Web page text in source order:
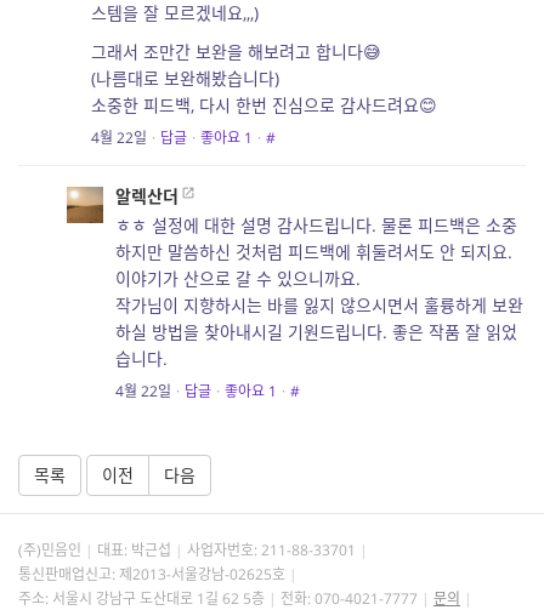
스템을 잘 모르겠네요,,,)
그래서 조만간 보완을 해보려고 합니다😅
(나름대로 보완해봤습니다)
소중한 피드백, 다시 한번 진심으로 감사드려요😊
4월 22일 · 답글 · 좋아요 1 · #
알렉산더
ㅎㅎ 설정에 대한 설명 감사드립니다. 물론 피드백은 소중
하지만 말씀하신 것처럼 피드백에 휘둘려서도 안 되지요.
이야기가 산으로 갈 수 있으니까요.
작가님이 지향하시는 바를 잃지 않으시면서 훌륭하게 보완
하실 방법을 찾아내시길 기원드립니다. 좋은 작품 잘 읽었
습니다.
4월 22일 · 답글 · 좋아요 1 · #
목록 이전 다음
(주)민음인 대표: 박근섭 사업자번호: 211-88-33701
통신판매업신고: 제2013-서울강남-02625호
주소: 서울시 강남구 도산대로 1길 62 5층
전화: 070-4021-7777 문의